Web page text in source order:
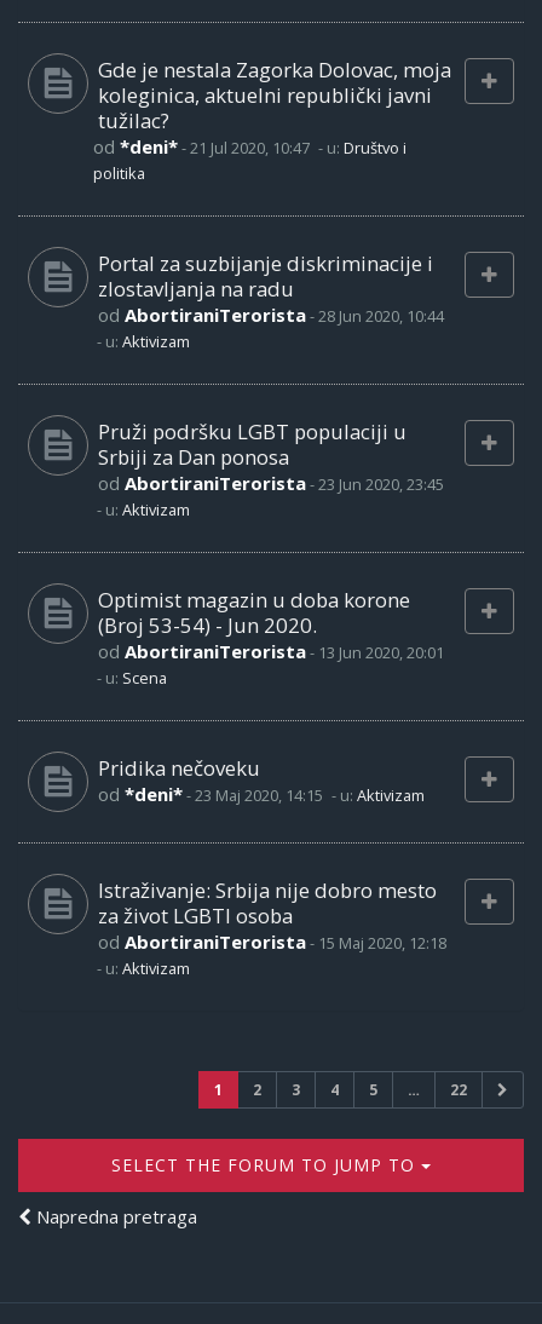
Gde je nestala Zagorka Dolovac, moja
koleginica, aktuelni republički javni
tužilac?
od *deni*-21 Jul 2020, 10:47 - u: Društvo i
politika
Portal za suzbijanje diskriminacije i
zlostavljanja na radu
od AbortiraniTerorista-28 Jun 2020, 10:44
- u: Aktivizam
Pruži podršku LGBT populaciji u
Srbiji za Dan ponosa
od AbortiraniTerorista-23 Jun 2020, 23:45
- u: Aktivizam
Optimist magazin u doba korone
(Broj 53-54) - Jun 2020.
od AbortiraniTerorista- 13 Jun 2020, 20:01
- u: Scena
Pridika nečoveku
od *deni*-23 Maj 2020, 14:15 - u: Aktivizam
Istraživanje: Srbija nije dobro mesto
za život LGBTI osoba
od AbortiraniTerorista- 15 Maj 2020, 12:18
- u: Aktivizam
1 2 3 4 5 … 22
SELECT THE FORUM TO JUMP TO
Napredna pretraga